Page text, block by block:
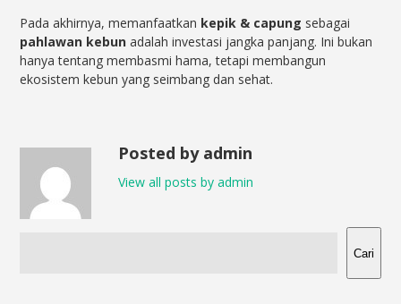
Pada akhirnya, memanfaatkan kepik & capung sebagai
pahlawan kebun adalah investasi jangka panjang. Ini bukan
hanya tentang membasmi hama, tetapi membangun
ekosistem kebun yang seimbang dan sehat.
Posted by admin
View all posts by admin
Cari